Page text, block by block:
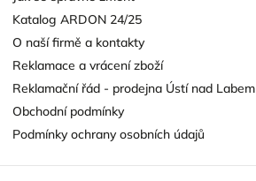
Katalog ARDON 24/25
O naší firmě a kontakty
Reklamace a vrácení zboží
Reklamační řád - prodejna Ústí nad Labem
Obchodní podmínky
Podmínky ochrany osobních údajů